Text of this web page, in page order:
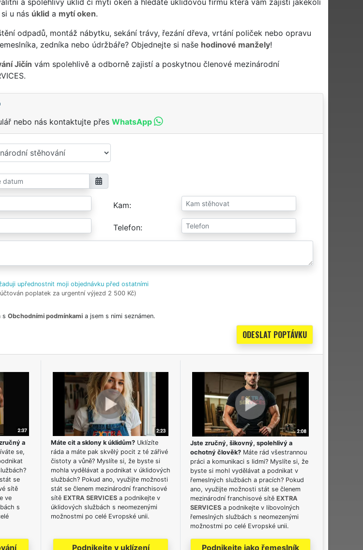
u nás úklid a mytí oken.
odpadů, montáž nábytku, sekání trávy, řezání dřeva, vrtání poliček nebo opravu
zedníka nebo údržbáře? Objednejte si naše hodinové manžely!
Jičín vám spolehlivě a odborně zajistí a poskytnou členové mezinárodní
nebo nás kontaktujte přes WhatsApp
Kam
Telefon
upřednostnit moji objednávku před ostatními
poplatek za urgentní výjezd 2 500 Kč)
s Obchodními podmínkamia jsem s nimi seznámen.
a
se,
se
sítě
ve
s
Máte cit a sklony k úklidům?Uklízíte
ráda a máte pak skvělý pocit z té zářivé
čistoty a vůně? Myslíte si, že byste si
mohla vydělávat a podnikat v úklidových
službách? Pokud ano, využijte možnosti
stát se členem mezinárodní franchisové
sítě EXTRA SERVICESa podnikejte v
úklidových službách s neomezenými
možnostmi po celé Evropské unii.
Podnikejte v uklízení
Jste zručný, šikovný, spolehlivý a
ochotný člověk? Máte rád všestrannou
práci a komunikaci s lidmi? Myslíte si, že
byste si mohl vydělávat a podnikat v
řemeslných službách a pracích? Pokud
ano, využijte možnosti stát se členem
mezinárodní franchisové sítě EXTRA
SERVICES a podnikejte v libovolných
řemeslných službách s neomezenými
možnostmi po celé Evropské unii.
Podnikejte jako řemeslník